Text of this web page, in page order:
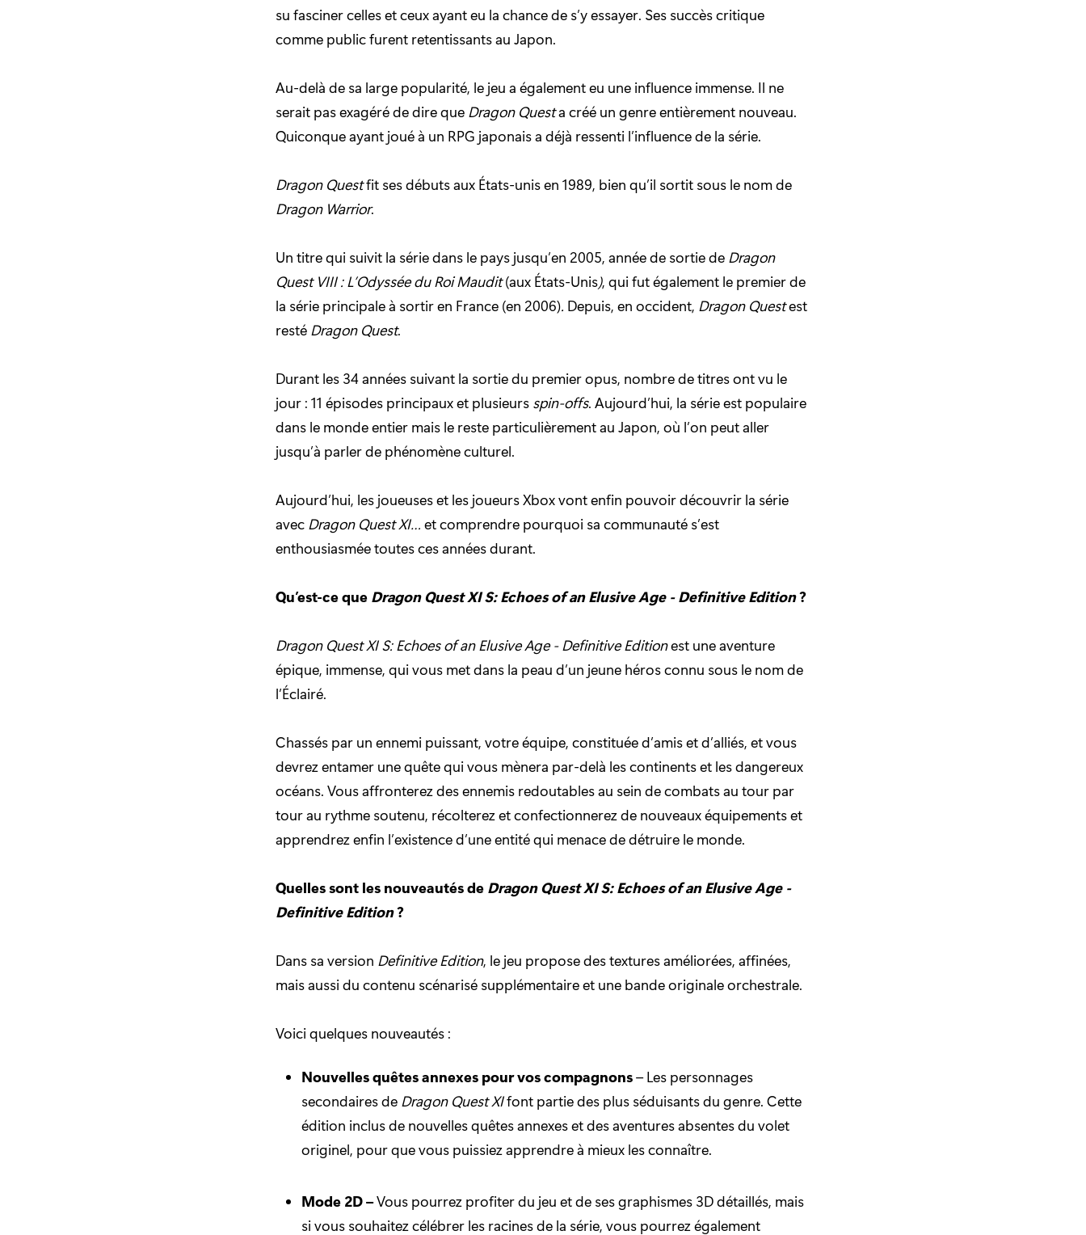
su fasciner celles et ceux ayant eu la chance de s’y essayer. Ses succès critique
comme public furent retentissants au Japon.
Au-delà de sa large popularité, le jeu a également eu une influence immense. Il ne
serait pas exagéré de dire que Dragon Questa créé un genre entièrement nouveau.
Quiconque ayant joué à un RPG japonais a déjà ressenti l’influence de la série.
Dragon Questfit ses débuts aux États-unis en 1989, bien qu’il sortit sous le nom de
Dragon Warrior.
Un titre qui suivit la série dans le pays jusqu’en 2005, année de sortie de Dragon
Quest VIII : L’Odyssée du Roi Maudit(aux États-Unis), qui fut également le premier de
la série principale à sortir en France (en 2006). Depuis, en occident, Dragon Questest
resté Dragon Quest.
Durant les 34 années suivant la sortie du premier opus, nombre de titres ont vu le
jour : 11 épisodes principaux et plusieurs spin-offs. Aujourd’hui, la série est populaire
dans le monde entier mais le reste particulièrement au Japon, où l’on peut aller
jusqu’à parler de phénomène culturel.
Aujourd’hui, les joueuses et les joueurs Xbox vont enfin pouvoir découvrir la série
avec Dragon Quest XI… et comprendre pourquoi sa communauté s’est
enthousiasmée toutes ces années durant.
Qu’est-ce que Dragon Quest XI S: Echoes of an Elusive Age - Definitive Edition?
Dragon Quest XI S: Echoes of an Elusive Age - Definitive Editionest une aventure
épique, immense, qui vous met dans la peau d’un jeune héros connu sous le nom de
l’Éclairé.
Chassés par un ennemi puissant, votre équipe, constituée d’amis et d’alliés, et vous
devrez entamer une quête qui vous mènera par-delà les continents et les dangereux
océans. Vous affronterez des ennemis redoutables au sein de combats au tour par
tour au rythme soutenu, récolterez et confectionnerez de nouveaux équipements et
apprendrez enfin l’existence d’une entité qui menace de détruire le monde.
Quelles sont les nouveautés de Dragon Quest XI S: Echoes of an Elusive Age -
Definitive Edition?
Dans sa version Definitive Edition, le jeu propose des textures améliorées, affinées,
mais aussi du contenu scénarisé supplémentaire et une bande originale orchestrale.
Voici quelques nouveautés :
Nouvelles quêtes annexes pour vos compagnons– Les personnages
secondaires de Dragon Quest XIfont partie des plus séduisants du genre. Cette
édition inclus de nouvelles quêtes annexes et des aventures absentes du volet
originel, pour que vous puissiez apprendre à mieux les connaître.
Mode 2D –Vous pourrez profiter du jeu et de ses graphismes 3D détaillés, mais
si vous souhaitez célébrer les racines de la série, vous pourrez également